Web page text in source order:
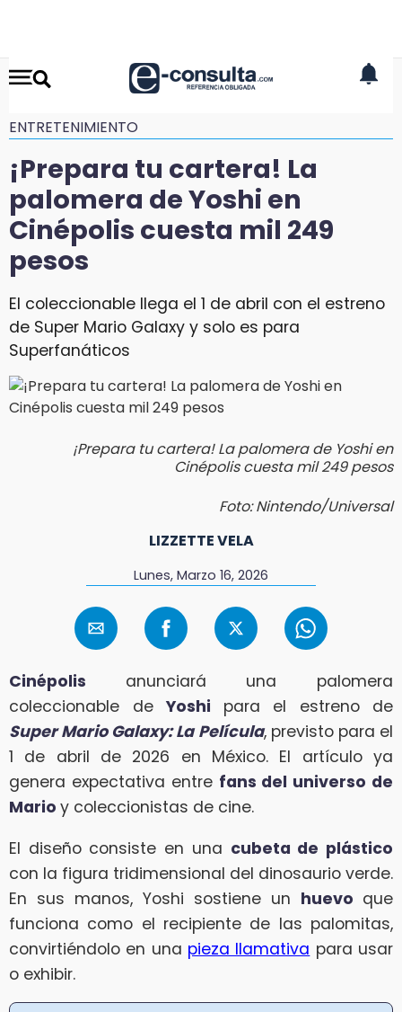
ENTRETENIMIENTO
¡Prepara tu cartera! La
palomera de Yoshi en
Cinépolis cuesta mil 249
pesos
El coleccionable llega el 1 de abril con el estreno
de Super Mario Galaxy y solo es para
Superfanáticos
¡Prepara tu cartera! La palomera de Yoshi en
Cinépolis cuesta mil 249 pesos
Foto: Nintendo/Universal
LIZZETTE VELA
Lunes, Marzo 16, 2026
Cinépolis anunciará una palomera
coleccionable de Yoshi para el estreno de
Super Mario Galaxy: La Película, previsto para el
1 de abril de 2026 en México. El artículo ya
genera expectativa entre fans del universo de
Mario y coleccionistas de cine.
El diseño consiste en una cubeta de plástico
con la figura tridimensional del dinosaurio verde.
En sus manos, Yoshi sostiene un huevo que
funciona como el recipiente de las palomitas,
convirtiéndolo en una pieza llamativa para usar
o exhibir.